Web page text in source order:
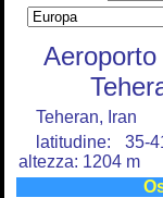
Teheran, Iran
latitudine: 35-
altezza: 1204 m